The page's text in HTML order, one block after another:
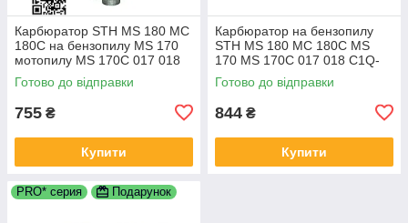
Карбюратор STH MS 180 МС
180C на бензопилу MS 170
мотопилу MS 170C 017 018
C1Q-S57H C1Q-S152E C1Q-
S137G 1130 120 0603
Готово до відправки
755 ₴
Купити
Карбюратор на бензопилу
STH MS 180 МС 180С MS
170 MS 170C 017 018 C1Q-
S152 11301200608 1130-120-
0608
Готово до відправки
844 ₴
Купити
PRO* серия Подарунок